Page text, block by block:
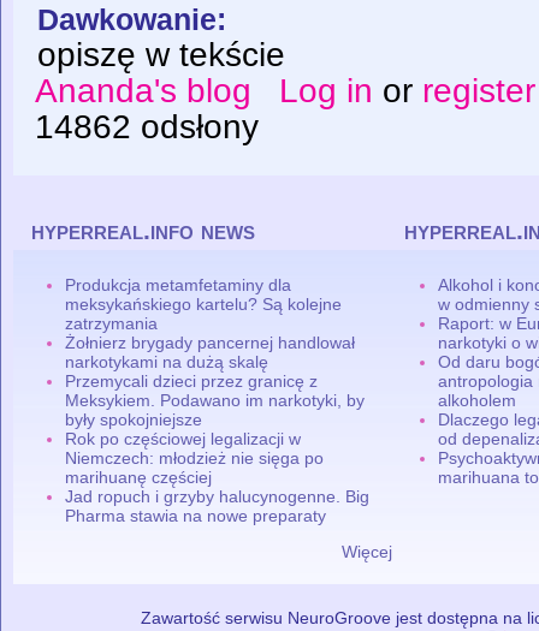
Dawkowanie:
opiszę w tekście
Ananda's blog
Log in or register
14862 odsłony
hyperreal.info news
Produkcja metamfetaminy dla
meksykańskiego kartelu? Są kolejne
zatrzymania
Żołnierz brygady pancernej handlował
narkotykami na dużą skalę
Przemycali dzieci przez granicę z
Meksykiem. Podawano im narkotyki, by
były spokojniejsze
Rok po częściowej legalizacji w
Niemczech: młodzież nie sięga po
marihuanę częściej
Jad ropuch i grzyby halucynogenne. Big
Pharma stawia na nowe preparaty
Więcej
Alkohol i
w odmienny
Raport: w
narkotyki o
Od daru
antropologia
alkoholem
Dlaczego
od
marihuana
Zawartość serwisu NeuroGroove jest dostępna na